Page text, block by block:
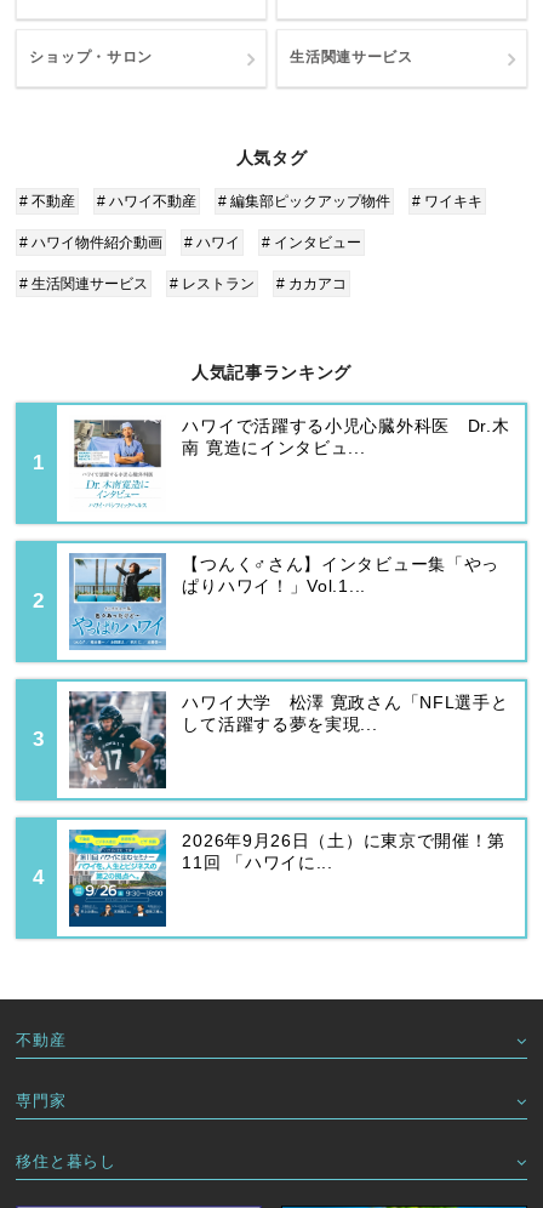
ショップ・サロン 生活関連サービス
人気タグ
# 不動産 # ハワイ不動産 # 編集部ピックアップ物件 # ワイキキ
# ハワイ物件紹介動画 # ハワイ # インタビュー
# 生活関連サービス # レストラン # カカアコ
人気記事ランキング
ハワイで活躍する小児心臓外科医 Dr.木
南 寛造にインタビュ...
【つんく♂さん】インタビュー集「やっ
ぱりハワイ！」Vol.1...
ハワイ大学 松澤 寛政さん「NFL選手と
して活躍する夢を実現...
2026年9月26日（土）に東京で開催！第
11回 「ハワイに...
不動産
専門家
移住と暮らし